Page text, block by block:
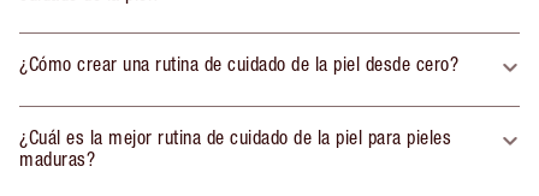
¿Cómo crear una rutina de cuidado de la piel desde cero?
¿Cuál es la mejor rutina de cuidado de la piel para pieles
maduras?